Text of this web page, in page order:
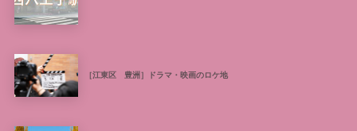
［江東区 豊洲］ドラマ・映画のロケ地